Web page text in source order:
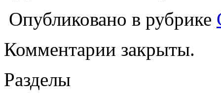
Опубликовано в рубрике
Комментарии закрыты.
Разделы